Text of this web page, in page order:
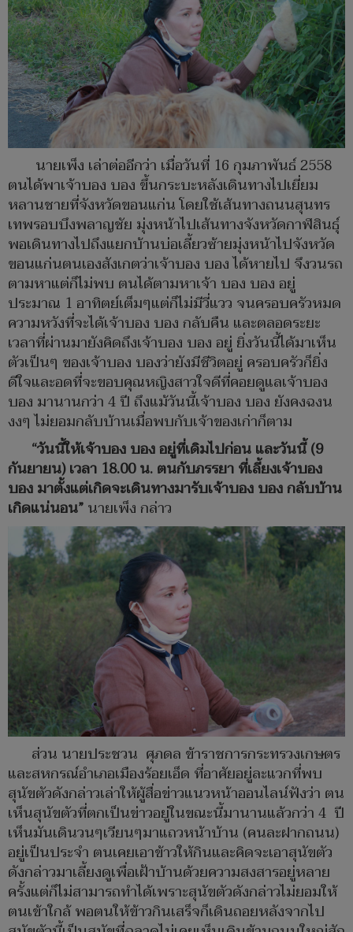
นายเพ็ง เล่าต่ออีกว่า เมื่อวันที่ 16 กุมภาพันธ์ 2558
ตนได้พาเจ้าบอง บอง ขึ้นกระบะหลังเดินทางไปเยี่ยม
หลานชายที่จังหวัดขอนแก่น โดยใช้เส้นทางถนนสุนทร
เทพรอบบึงพลาญชัย มุ่งหน้าไปเส้นทางจังหวัดกาฬสินธุ์
พอเดินทางไปถึงแยกบ้านบ่อเลี้ยวซ้ายมุ่งหน้าไปจังหวัด
ขอนแก่นตนเองสังเกตว่าเจ้าบอง บอง ได้หายไป จึงวนรถ
ตามหาแต่ก็ไม่พบ ตนได้ตามหาเจ้า บอง บอง อยู่
ประมาณ 1 อาทิตย์เต็มๆแต่ก็ไม่มีวี่แวว จนครอบครัวหมด
ความหวังที่จะได้เจ้าบอง บอง กลับคืน และตลอดระยะ
เวลาที่ผ่านมายังคิดถึงเจ้าบอง บอง อยู่ ยิ่งวันนี้ได้มาเห็น
ตัวเป็นๆ ของเจ้าบอง บองว่ายังมีชีวิตอยู่ ครอบครัวก็ยิ่ง
ดีใจและอดที่จะขอบคุณหญิงสาวใจดีที่คอยดูแลเจ้าบอง
บอง มานานกว่า 4 ปี ถึงแม้วันนี้เจ้าบอง บอง ยังคงฉงน
งงๆ ไม่ยอมกลับบ้านเมื่อพบกับเจ้าของเก่าก็ตาม
“วันนี้ให้เจ้าบอง บอง อยู่ที่เดิมไปก่อน และวันนี้ (9
กันยายน) เวลา 18.00 น. ตนกับภรรยา ที่เลี้ยงเจ้าบอง
บอง มาตั้งแต่เกิดจะเดินทางมารับเจ้าบอง บอง กลับบ้าน
เกิดแน่นอน”นายเพ็ง กล่าว
ส่วน นายประชวน ศุภดล ข้าราชการกระทรวงเกษตร
และสหกรณ์อำเภอเมืองร้อยเอ็ด ที่อาศัยอยู่ละแวกที่พบ
สุนัขตัวดังกล่าวเล่าให้ผู้สื่อข่าวแนวหน้าออนไลน์ฟังว่า ตน
เห็นสุนัขตัวที่ตกเป็นข่าวอยู่ในขณะนี้มานานแล้วกว่า 4 ปี
เห็นมันเดินวนๆเวียนๆมาแถวหน้าบ้าน (คนละฝากถนน)
อยู่เป็นประจำ ตนเคยเอาข้าวให้กินและคิดจะเอาสุนัขตัว
ดังกล่าวมาเลี้ยงดูเพื่อเฝ้าบ้านด้วยความสงสารอยู่หลาย
ครั้งแต่ก็ไม่สามารถทำได้เพราะสุนัขตัวดังกล่าวไม่ยอมให้
ตนเข้าใกล้ พอตนให้ข้าวกินเสร็จก็เดินถอยหลังจากไป